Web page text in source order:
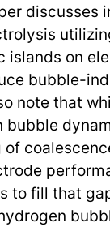
discusses
islands on
bubble-
note that
bubble
to fill that